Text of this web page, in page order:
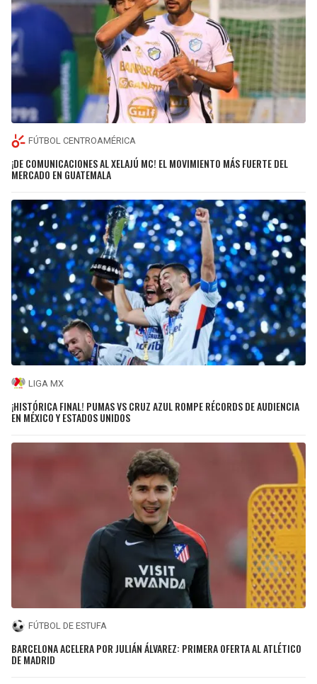
FÚTBOL CENTROAMÉRICA
¡DE COMUNICACIONES AL XELAJÚ MC! EL MOVIMIENTO MÁS FUERTE DEL
MERCADO EN GUATEMALA
LIGA MX
¡HISTÓRICA FINAL! PUMAS VS CRUZ AZUL ROMPE RÉCORDS DE AUDIENCIA
EN MÉXICO Y ESTADOS UNIDOS
FÚTBOL DE ESTUFA
BARCELONA ACELERA POR JULIÁN ÁLVAREZ: PRIMERA OFERTA AL ATLÉTICO
DE MADRID